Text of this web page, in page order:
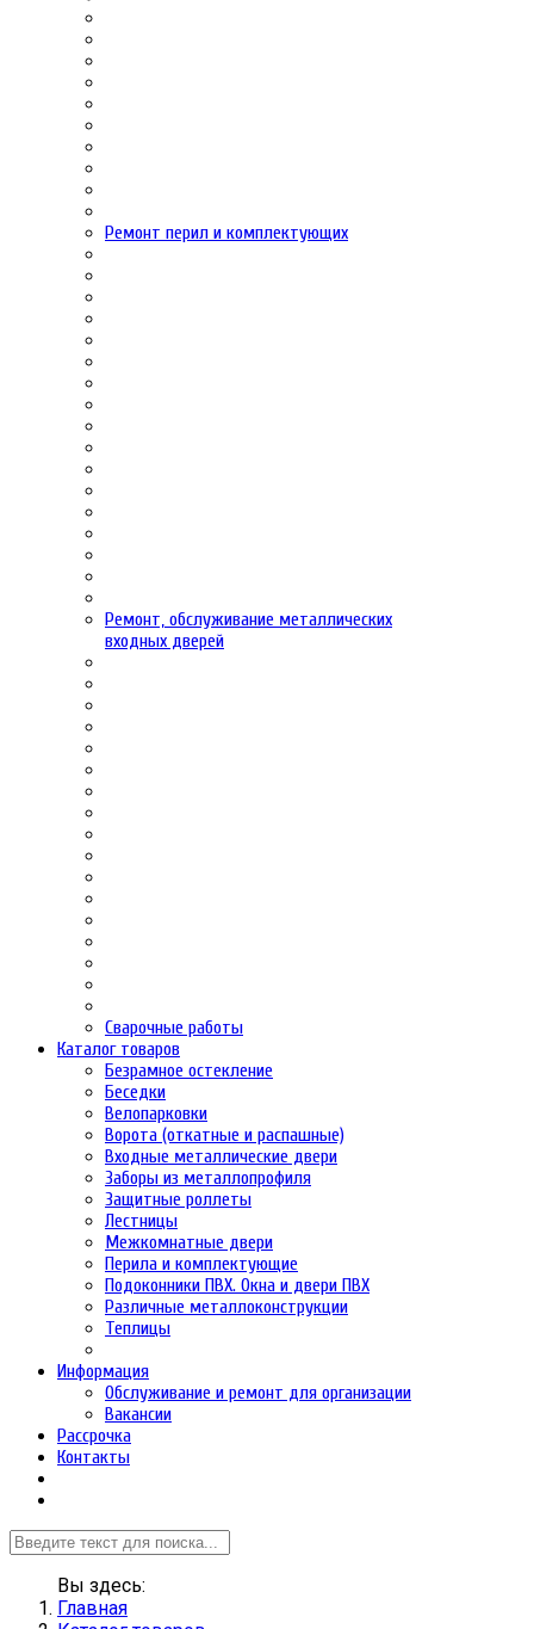
Ремонт перил и комплектующих
Ремонт, обслуживание металлических
входных дверей
Сварочные работы
Каталог товаров
Безрамное остекление
Беседки
Велопарковки
Ворота (откатные и распашные)
Входные металлические двери
Заборы из металлопрофиля
Защитные роллеты
Лестницы
Межкомнатные двери
Перила и комплектующие
Подоконники ПВХ. Окна и двери ПВХ
Различные металлоконструкции
Теплицы
Информация
Обслуживание и ремонт для организации
Вакансии
Рассрочка
Контакты
Вы здесь:
Главная